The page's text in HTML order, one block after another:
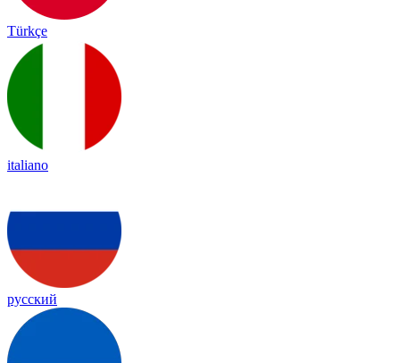
Türkçe
italiano
русский